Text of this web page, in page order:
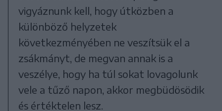
vigyáznunk kell, hogy útközben a
különböző helyzetek
következményében ne veszítsük el a
zsákmányt, de megvan annak is a
veszélye, hogy ha túl sokat lovagolunk
vele a tűző napon, akkor megbüdösödik
és értéktelen lesz.